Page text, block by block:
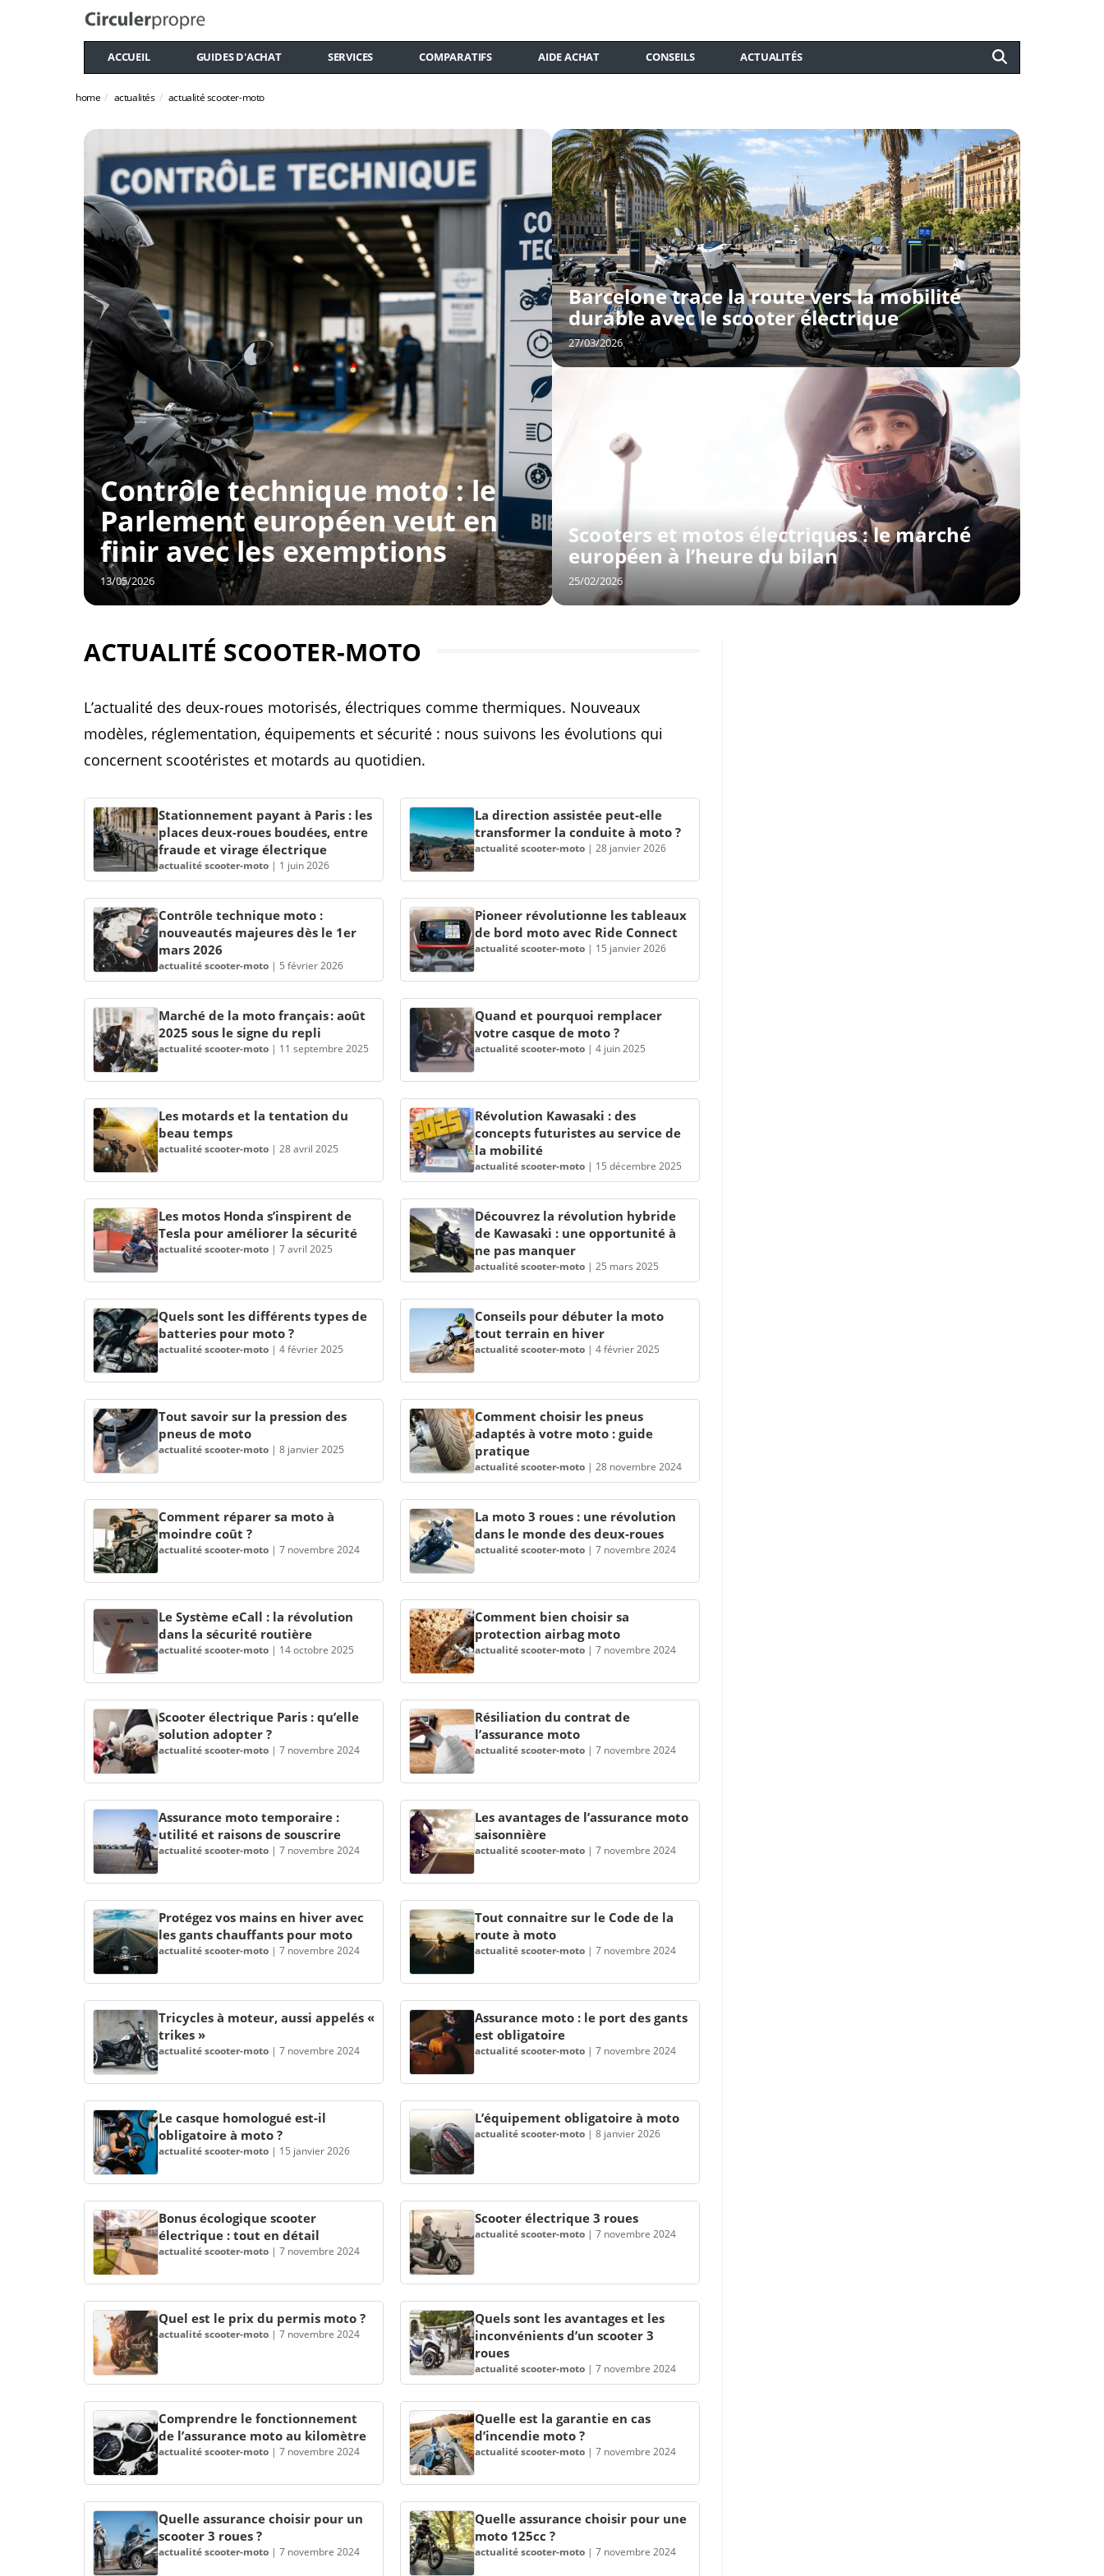
ACCUEIL GUIDES D'ACHAT SERVICES COMPARATIFS AIDE ACHAT CONSEILS ACTUALITÉS
home actualités actualité scooter-moto
Contrôle technique moto : le
Parlement européen veut en
finir avec les exemptions
13/05/2026
Barcelone trace la route vers la mobilité
durable avec le scooter électrique
27/03/2026
Scooters et motos électriques : le marché
européen à l’heure du bilan
25/02/2026
ACTUALITÉ SCOOTER-MOTO
L’actualité des deux-roues motorisés, électriques comme thermiques. Nouveaux
modèles, réglementation, équipements et sécurité : nous suivons les évolutions qui
concernent scootéristes et motards au quotidien.
Stationnement payant à Paris : les
places deux-roues boudées, entre
fraude et virage électrique
actualité scooter-moto | 1 juin 2026
La direction assistée peut-elle
transformer la conduite à moto ?
actualité scooter-moto | 28 janvier 2026
Contrôle technique moto :
nouveautés majeures dès le 1er
mars 2026
actualité scooter-moto | 5 février 2026
Pioneer révolutionne les tableaux
de bord moto avec Ride Connect
actualité scooter-moto | 15 janvier 2026
Marché de la moto français : août
2025 sous le signe du repli
actualité scooter-moto | 11 septembre 2025
Quand et pourquoi remplacer
votre casque de moto ?
actualité scooter-moto | 4 juin 2025
Les motards et la tentation du
beau temps
actualité scooter-moto | 28 avril 2025
Révolution Kawasaki : des
concepts futuristes au service de
la mobilité
actualité scooter-moto | 15 décembre 2025
Les motos Honda s’inspirent de
Tesla pour améliorer la sécurité
actualité scooter-moto | 7 avril 2025
Découvrez la révolution hybride
de Kawasaki : une opportunité à
ne pas manquer
actualité scooter-moto | 25 mars 2025
Quels sont les différents types de
batteries pour moto ?
actualité scooter-moto | 4 février 2025
Conseils pour débuter la moto
tout terrain en hiver
actualité scooter-moto | 4 février 2025
Tout savoir sur la pression des
pneus de moto
actualité scooter-moto | 8 janvier 2025
Comment choisir les pneus
adaptés à votre moto : guide
pratique
actualité scooter-moto | 28 novembre 2024
Comment réparer sa moto à
moindre coût ?
actualité scooter-moto | 7 novembre 2024
La moto 3 roues : une révolution
dans le monde des deux-roues
actualité scooter-moto | 7 novembre 2024
Le Système eCall : la révolution
dans la sécurité routière
actualité scooter-moto | 14 octobre 2025
Comment bien choisir sa
protection airbag moto
actualité scooter-moto | 7 novembre 2024
Scooter électrique Paris : qu’elle
solution adopter ?
actualité scooter-moto | 7 novembre 2024
Résiliation du contrat de
l’assurance moto
actualité scooter-moto | 7 novembre 2024
Assurance moto temporaire :
utilité et raisons de souscrire
actualité scooter-moto | 7 novembre 2024
Les avantages de l’assurance moto
saisonnière
actualité scooter-moto | 7 novembre 2024
Protégez vos mains en hiver avec
les gants chauffants pour moto
actualité scooter-moto | 7 novembre 2024
Tout connaitre sur le Code de la
route à moto
actualité scooter-moto | 7 novembre 2024
Tricycles à moteur, aussi appelés «
trikes »
actualité scooter-moto | 7 novembre 2024
Assurance moto : le port des gants
est obligatoire
actualité scooter-moto | 7 novembre 2024
Le casque homologué est-il
obligatoire à moto ?
actualité scooter-moto | 15 janvier 2026
L’équipement obligatoire à moto
actualité scooter-moto | 8 janvier 2026
Bonus écologique scooter
électrique : tout en détail
actualité scooter-moto | 7 novembre 2024
Scooter électrique 3 roues
actualité scooter-moto | 7 novembre 2024
Quel est le prix du permis moto ?
actualité scooter-moto | 7 novembre 2024
Quels sont les avantages et les
inconvénients d’un scooter 3
roues
actualité scooter-moto | 7 novembre 2024
Comprendre le fonctionnement
de l’assurance moto au kilomètre
actualité scooter-moto | 7 novembre 2024
Quelle est la garantie en cas
d’incendie moto ?
actualité scooter-moto | 7 novembre 2024
Quelle assurance choisir pour un
scooter 3 roues ?
actualité scooter-moto | 7 novembre 2024
Quelle assurance choisir pour une
moto 125cc ?
actualité scooter-moto | 7 novembre 2024